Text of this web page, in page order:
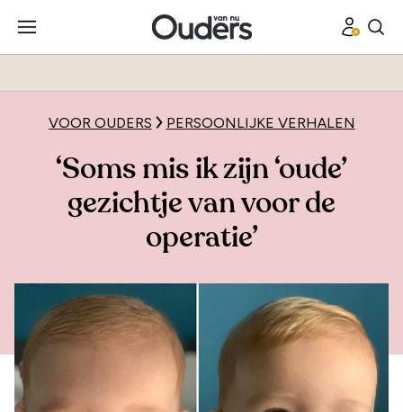
VOOR OUDERS PERSOONLIJKE VERHALEN
‘Soms mis ik zijn ‘oude’
gezichtje van voor de
operatie’